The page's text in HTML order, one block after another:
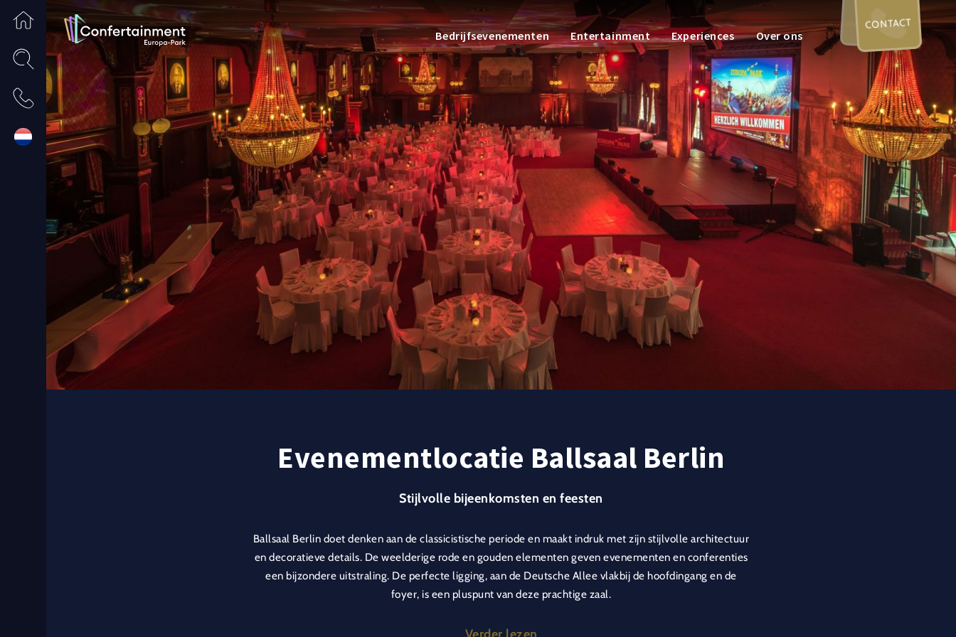
Bedrijfsevenementen Entertainment Experiences Over ons
CONTACT
Evenementlocatie Ballsaal Berlin
Stijlvolle bijeenkomsten en feesten
Ballsaal Berlin doet denken aan de classicistische periode en maakt indruk met zijn stijlvolle architectuur
en decoratieve details. De weelderige rode en gouden elementen geven evenementen en conferenties
een bijzondere uitstraling. De perfecte ligging, aan de Deutsche Allee vlakbij de hoofdingang en de
foyer, is een pluspunt van deze prachtige zaal.
Of het nu gaat om een diner of een presentatie van formaat, deze ruimte biedt de perfecte mogelijkheid
Verder lezen